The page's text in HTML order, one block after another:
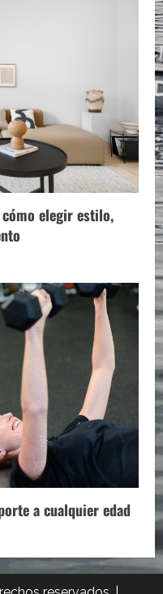
elegir estilo,
a cualquier edad